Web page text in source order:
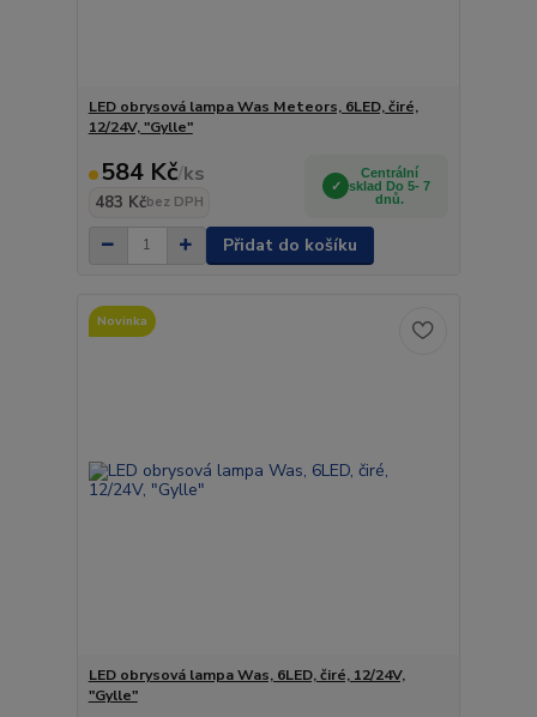
LED obrysová lampa Was Meteors, 6LED, čiré,
12/24V, "Gylle"
584 Kč/ks
483 Kčbez DPH
Centrální
sklad Do 5- 7
dnů.
Přidat do košíku
Novinka
LED obrysová lampa Was, 6LED, čiré, 12/24V,
"Gylle"